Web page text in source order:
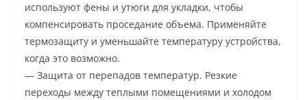
используют фены и утюги для укладки, чтобы
компенсировать проседание объема. Применяйте
термозащиту и уменьшайте температуру устройства,
когда это возможно.
— Защита от перепадов температур. Резкие
переходы между теплыми помещениями и холодом